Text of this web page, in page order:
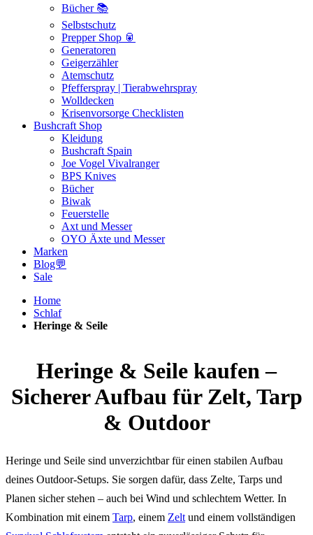
Bücher 📚
Selbstschutz
Prepper Shop 🥫
Generatoren
Geigerzähler
Atemschutz
Pfefferspray | Tierabwehrspray
Wolldecken
Krisenvorsorge Checklisten
Bushcraft Shop
Kleidung
Bushcraft Spain
Joe Vogel Vivalranger
BPS Knives
Bücher
Biwak
Feuerstelle
Axt und Messer
OYO Äxte und Messer
Marken
Blog💬
Sale
Home
Schlaf
Heringe & Seile
Heringe & Seile kaufen –
Sicherer Aufbau für Zelt, Tarp
& Outdoor
Heringe und Seile sind unverzichtbar für einen stabilen Aufbau
deines Outdoor-Setups. Sie sorgen dafür, dass Zelte, Tarps und
Planen sicher stehen – auch bei Wind und schlechtem Wetter. In
Kombination mit einem Tarp, einem Zelt und einem vollständigen